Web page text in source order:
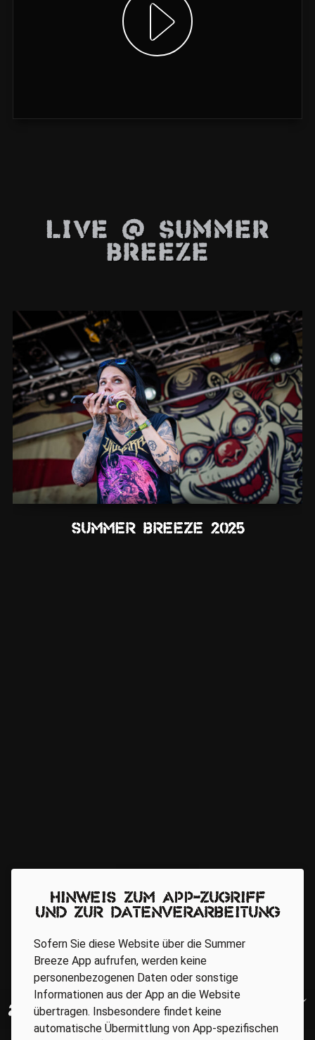
Live @ Summer
Breeze
Summer Breeze 2025
Hinweis zum App-Zugriff
und zur Datenverarbeitung
Sofern Sie diese Website über die Summer
Breeze App aufrufen, werden keine
personenbezogenen Daten oder sonstige
Informationen aus der App an die Website
übertragen. Insbesondere findet keine
automatische Übermittlung von App-spezifischen